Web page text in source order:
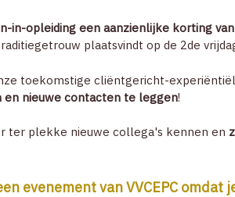
in-opleiding een aanzienlijke korting
plaatsvindt op de 2de
toekomstige cliëntgericht-
nieuwe contacten te leggen!
ter plekke nieuwe collega's kennen en
evenement van VVCEPC